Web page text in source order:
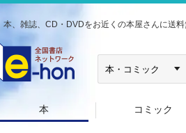
本、雑誌、CD・DVDをお近くの本屋さんに送料
本 コミック